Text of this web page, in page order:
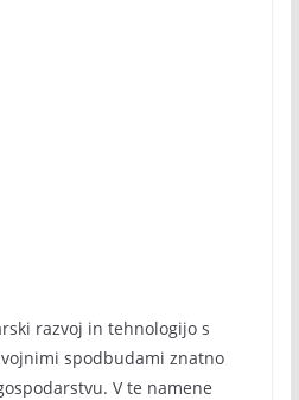
razvoj in tehnologijo s
spodbudami znatno
V te namene